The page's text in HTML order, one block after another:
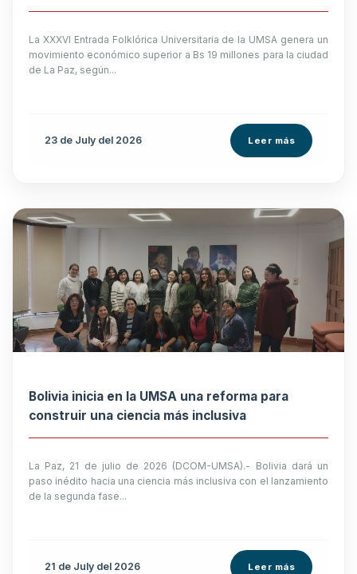
La XXXVI Entrada Folklórica Universitaria de la UMSA genera un
movimiento económico superior a Bs 19 millones para la ciudad
de La Paz, según...
23 de July del 2026 Leer más
Bolivia inicia en la UMSA una reforma para
construir una ciencia más inclusiva
La Paz, 21 de julio de 2026 (DCOM-UMSA).- Bolivia dará un
paso inédito hacia una ciencia más inclusiva con el lanzamiento
de la segunda fase...
21 de July del 2026 Leer más